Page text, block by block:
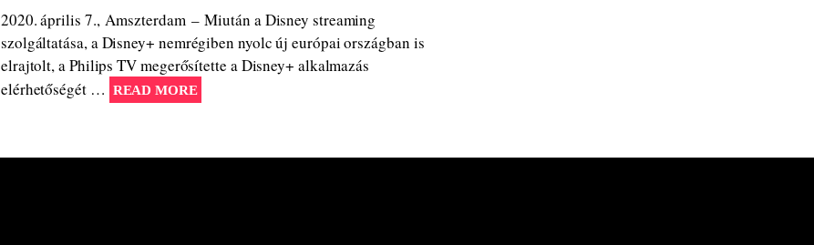
2020. április 7., Amszterdam – Miután a Disney streaming
szolgáltatása, a Disney+ nemrégiben nyolc új európai országban is
elrajtolt, a Philips TV megerősítette a Disney+ alkalmazás
elérhetőségét … READ MORE